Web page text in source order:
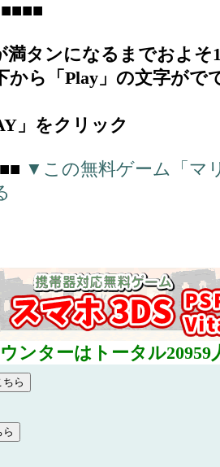
満タンになるまでおよそ
から「Play」の文字がで
」をクリック
▼この無料ゲーム「マ
ンターはトータル20959